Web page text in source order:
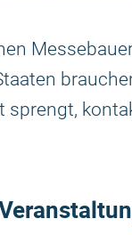
sprengt,